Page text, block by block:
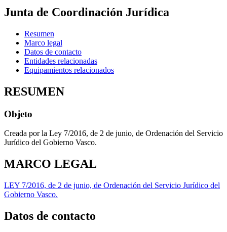
Junta de Coordinación Jurídica
Resumen
Marco legal
Datos de contacto
Entidades relacionadas
Equipamientos relacionados
RESUMEN
Objeto
Creada por la Ley 7/2016, de 2 de junio, de Ordenación del Servicio
Jurídico del Gobierno Vasco.
MARCO LEGAL
LEY 7/2016, de 2 de junio, de Ordenación del Servicio Jurídico del
Gobierno Vasco.
Datos de contacto